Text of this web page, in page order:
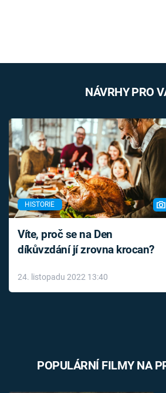
NÁVRHY PRO
HISTORIE
Víte, proč se na Den
díkůvzdání jí zrovna krocan?
24. listopadu 2022 13:40
POPULÁRNÍ FILMY NA